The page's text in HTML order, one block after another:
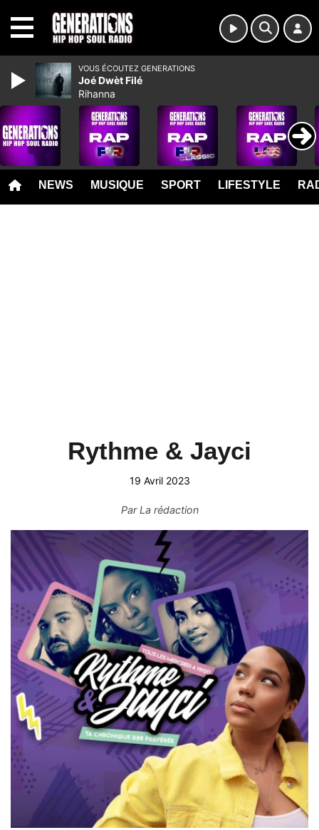
NEWS MUSIQUE SPORT LIFESTYLE
Rythme & Jayci
19 Avril 2023
ParLa rédaction
VOUS ÉCOUTEZ GENERATIONS
Joé Dwèt Filé
Rihanna